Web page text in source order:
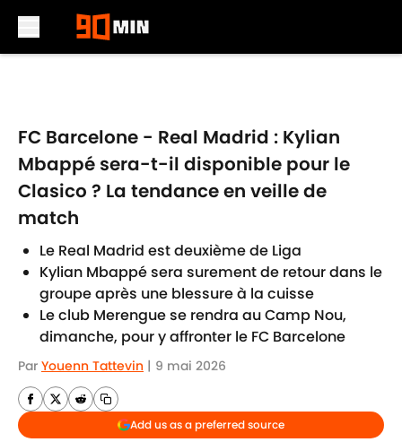
FC Barcelone - Real Madrid : Kylian
Mbappé sera-t-il disponible pour le
Clasico ? La tendance en veille de
match
Le Real Madrid est deuxième de Liga
Kylian Mbappé sera surement de retour dans le
groupe après une blessure à la cuisse
Le club Merengue se rendra au Camp Nou,
dimanche, pour y affronter le FC Barcelone
Par Youenn Tattevin | 9 mai 2026
Add us as a preferred source